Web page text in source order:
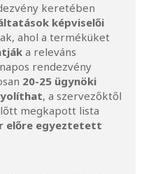
keretében
képviselői
ahol a terméküket
a releváns
rendezvény
20-25 ügynöki
, a szervezőktől
megkapott lista
előre egyeztetett